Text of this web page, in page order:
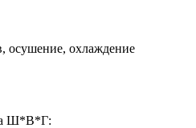
осушение, охлаждение
Ш*В*Г: